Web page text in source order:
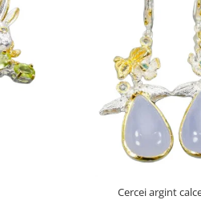
Cercei argint